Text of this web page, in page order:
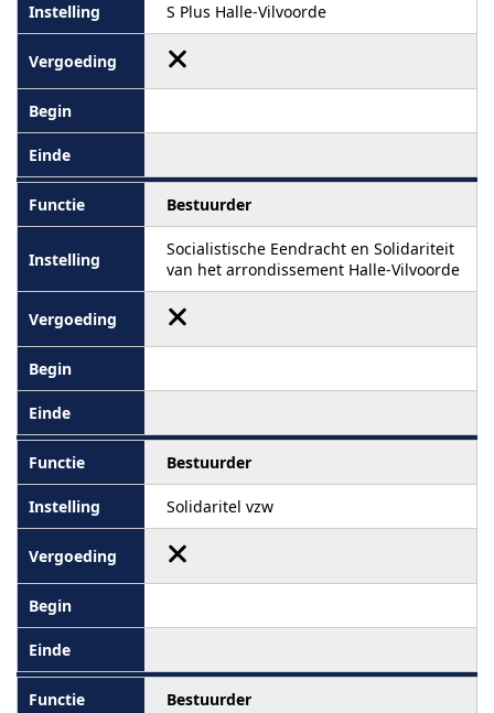
S Plus Halle-Vilvoorde
Bestuurder
Socialistische Eendracht en Solidariteit
van het arrondissement Halle-Vilvoorde
Bestuurder
Solidaritel vzw
Bestuurder